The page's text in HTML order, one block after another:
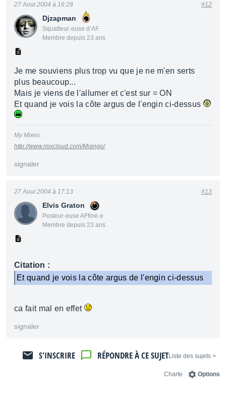
Djzapman
Squatteur·euse d’AF
Membre depuis 23 ans
27 Aout 2004 à 16:28 #12
Je me souviens plus trop vu que je ne m'en serts
plus beaucoup...
Mais je viens de l'allumer et c'est sur = ON
Et quand je vois la côte argus de l'engin ci-dessus
My Mixes:
http://www.mixcloud.com/Miango/
signaler
Elvis Graton
Posteur·euse AFfiné·e
Membre depuis 23 ans
27 Aout 2004 à 17:13 #13
Citation :
Et quand je vois la côte argus de l'engin ci-dessus
ca fait mal en effet
signaler
< Liste des sujets
RÉPONDRE À CE SUJET
S'INSCRIRE
Options
Charte